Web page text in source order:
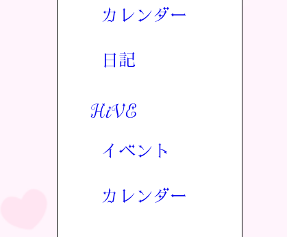
カレンダー
日記
HiVE
イベント
カレンダー